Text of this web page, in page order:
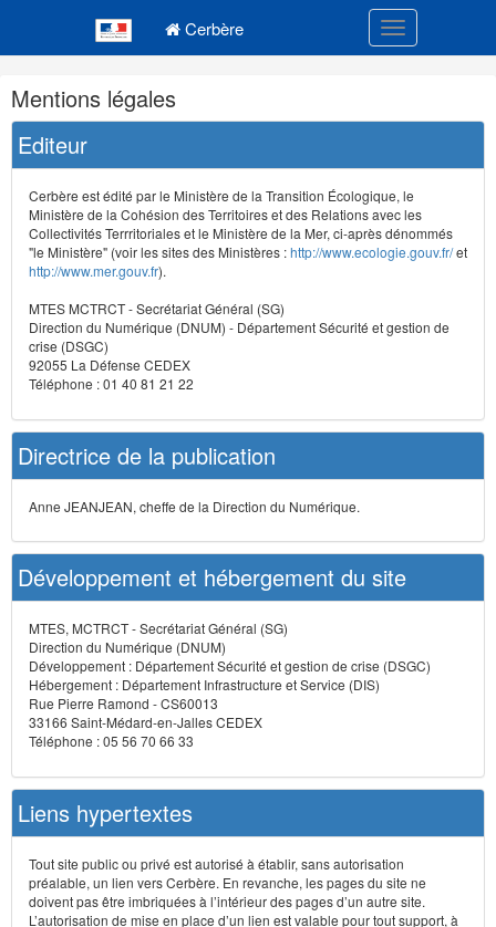
Cerbère Toggle
Navigation
et
outils
annexes
Mentions légales
Editeur
Cerbère est édité par le Ministère de la Transition Écologique, le
Ministère de la Cohésion des Territoires et des Relations avec les
Collectivités Terrritoriales et le Ministère de la Mer, ci-après dénommés
"le Ministère" (voir les sites des Ministères :http://www.ecologie.gouv.fr/et
http://www.mer.gouv.fr).
MTES MCTRCT - Secrétariat Général (SG)
Direction du Numérique (DNUM) - Département Sécurité et gestion de
crise (DSGC)
92055 La Défense CEDEX
Téléphone : 01 40 81 21 22
Directrice de la publication
Anne JEANJEAN, cheffe de la Direction du Numérique.
Développement et hébergement du site
MTES, MCTRCT - Secrétariat Général (SG)
Direction du Numérique (DNUM)
Développement : Département Sécurité et gestion de crise (DSGC)
Hébergement : Département Infrastructure et Service (DIS)
Rue Pierre Ramond - CS60013
33166 Saint-Médard-en-Jalles CEDEX
Téléphone : 05 56 70 66 33
Liens hypertextes
Tout site public ou privé est autorisé à établir, sans autorisation
préalable, un lien vers Cerbère. En revanche, les pages du site ne
doivent pas être imbriquées à l’intérieur des pages d’un autre site.
L’autorisation de mise en place d’un lien est valable pour tout support, à